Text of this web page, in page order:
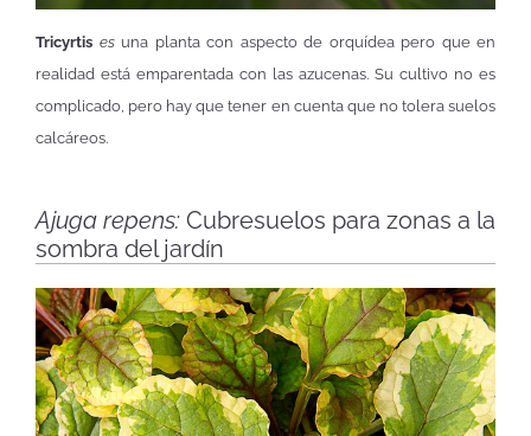
Tricyrtis esuna planta con aspecto de orquídea pero que en
realidad está emparentada con las azucenas. Su cultivo no es
complicado, pero hay que tener en cuenta que no tolera suelos
calcáreos.
Ajuga repens: Cubresuelos para zonas a la
sombra del jardín